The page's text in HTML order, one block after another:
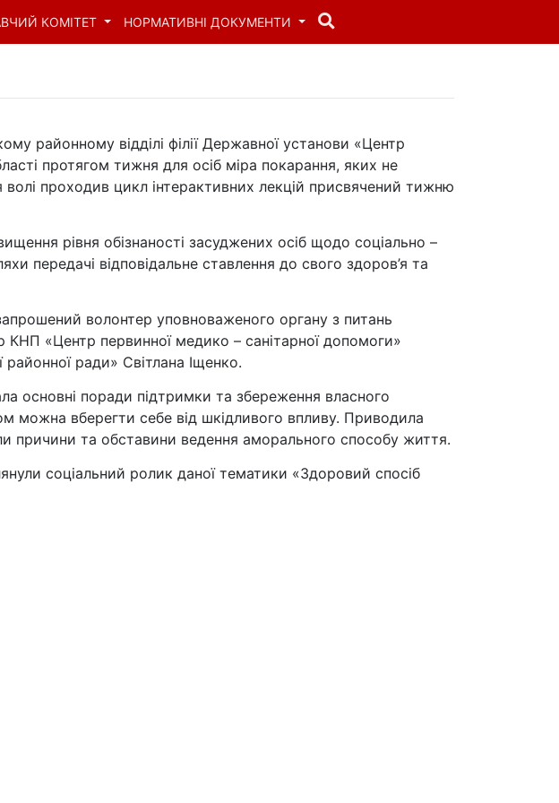
КОМІТЕТ НОРМАТИВНІ ДОКУМЕНТИ
районному відділі філії Державної установи «Центр
протягом тижня для осіб міра покарання, яких не
волі проходив цикл інтерактивних лекцій присвячений тижню
рівня обізнаності засуджених осіб щодо соціально –
передачі відповідальне ставлення до свого здоров’я та
волонтер уповноваженого органу з питань
КНП «Центр первинної медико – санітарної допомоги»
районної ради» Світлана Іщенко.
основні поради підтримки та збереження власного
можна вберегти себе від шкідливого впливу. Приводила
причини та обставини ведення аморального способу життя.
соціальний ролик даної тематики «Здоровий спосіб